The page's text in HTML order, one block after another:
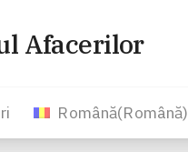
Afacerilor
Română(Română)